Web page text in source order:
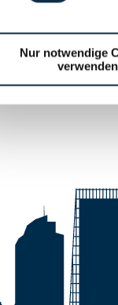
Nur notwendige
verwenden